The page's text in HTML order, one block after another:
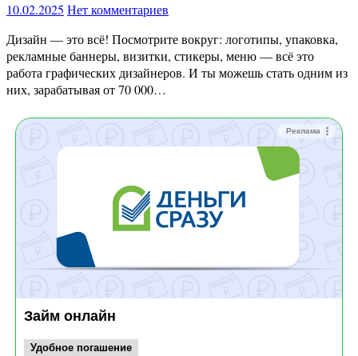
10.02.2025 Нет комментариев
Дизайн — это всё! Посмотрите вокруг: логотипы, упаковка,
рекламные баннеры, визитки, стикеры, меню — всё это
работа графических дизайнеров. И ты можешь стать одним из
них, зарабатывая от 70 000…
Реклама
Займ онлайн
Удобное погашение